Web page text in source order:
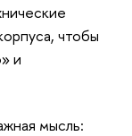
чтобы
и
мысль: